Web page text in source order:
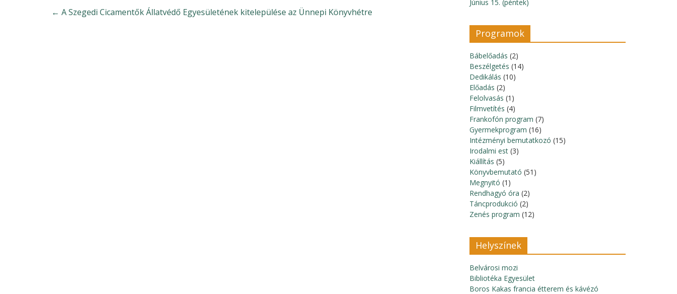
← A Szegedi Cicamentők Állatvédő Egyesületének kitelepülése az Ünnepi Könyvhétre
Június 15. (péntek)
Programok
Bábelőadás (2)
Beszélgetés (14)
Dedikálás (10)
Előadás (2)
Felolvasás (1)
Filmvetítés (4)
Frankofón program (7)
Gyermekprogram (16)
Intézményi bemutatkozó (15)
Irodalmi est (3)
Kiállítás (5)
Könyvbemutató (51)
Megnyitó (1)
Rendhagyó óra (2)
Táncprodukció (2)
Zenés program (12)
Helyszínek
Belvárosi mozi
Bibliotéka Egyesület
Boros Kakas francia étterem és kávézó